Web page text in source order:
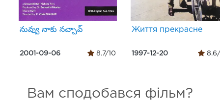
నువ్వు నాకు నచ్చావ్
2001-09-06 8.7/10
Життя прекрасне
1997-12-20 8.6/
Вам сподобався фільм?